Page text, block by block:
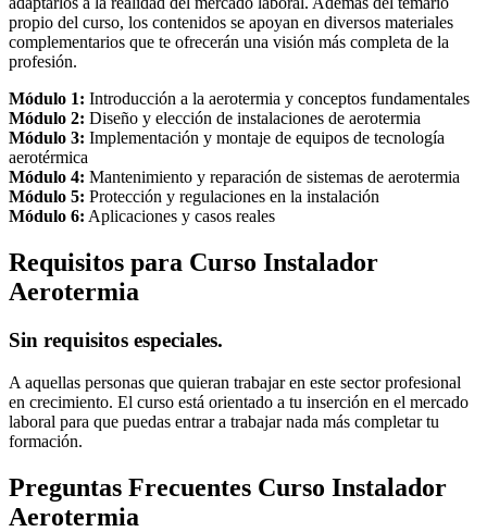
propio del curso, los contenidos se apoyan en diversos materiales
complementarios que te ofrecerán una visión más completa de la
profesión.
Módulo 1: Introducción a la aerotermia y conceptos fundamentales
Módulo 2: Diseño y elección de instalaciones de aerotermia
Módulo 3: Implementación y montaje de equipos de tecnología
aerotérmica
Módulo 4: Mantenimiento y reparación de sistemas de aerotermia
Módulo 5: Protección y regulaciones en la instalación
Módulo 6: Aplicaciones y casos reales
Requisitos para Curso Instalador
Aerotermia
Sin requisitos especiales.
A aquellas personas que quieran trabajar en este sector profesional
en crecimiento. El curso está orientado a tu inserción en el mercado
laboral para que puedas entrar a trabajar nada más completar tu
formación.
Preguntas Frecuentes Curso Instalador
Aerotermia